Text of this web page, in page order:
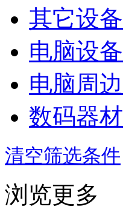
其它设备
电脑设备
电脑周边
数码器材
清空筛选条件
浏览更多